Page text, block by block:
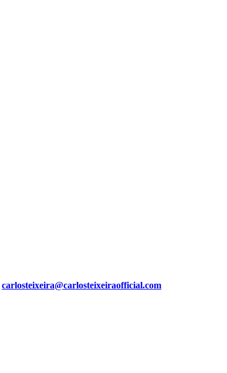
carlosteixeira@carlosteixeiraofficial.com